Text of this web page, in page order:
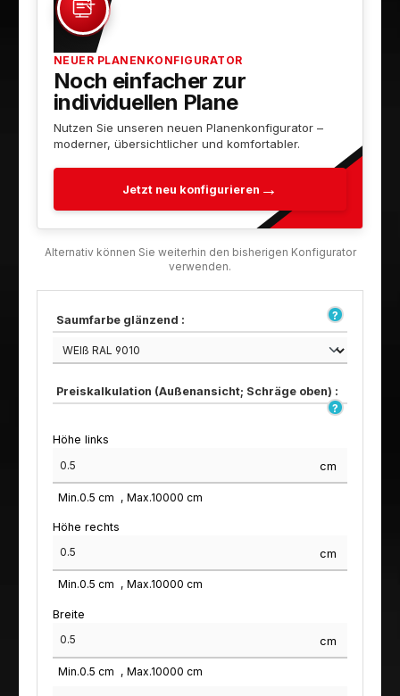
NEUER PLANENKONFIGURATOR
Noch einfacher zur
individuellen Plane
Nutzen Sie unseren neuen Planenkonfigurator –
moderner, übersichtlicher und komfortabler.
Jetzt neu konfigurieren
Saumfarbe glänzend :
Preiskalkulation (Außenansicht; Schräge oben) :
Höhe links
cm
Min.0.5 cm Max.10000 cm
Höhe rechts
cm
Min.0.5 cm Max.10000 cm
Breite
cm
Min.0.5 cm Max.10000 cm